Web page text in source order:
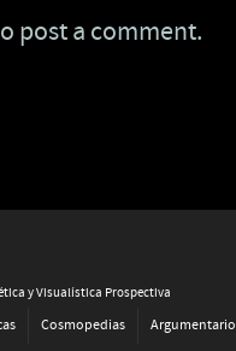
post a comment.
y Visualística Prospectiva
Cosmopedias Argumentario